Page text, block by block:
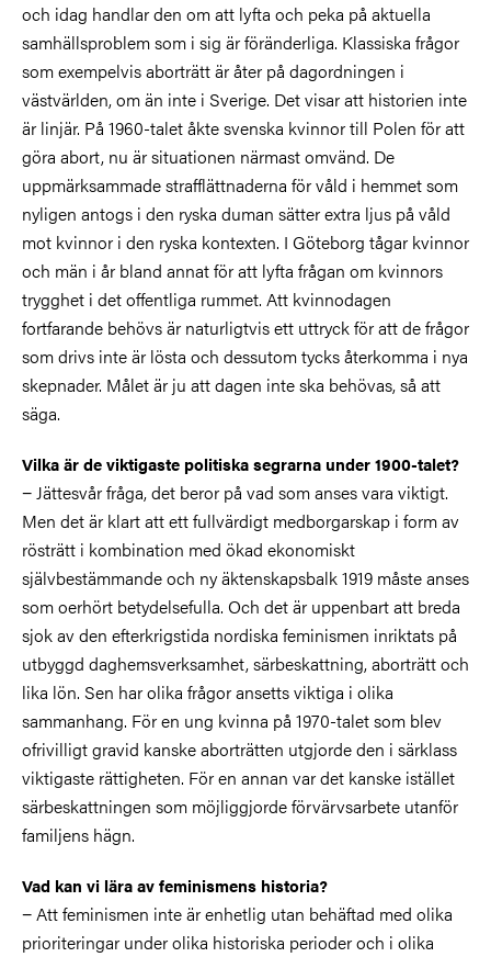
och idag handlar den om att lyfta och peka på aktuella
samhällsproblem som i sig är föränderliga. Klassiska frågor
som exempelvis aborträtt är åter på dagordningen i
västvärlden, om än inte i Sverige. Det visar att historien inte
är linjär. På 1960-talet åkte svenska kvinnor till Polen för att
göra abort, nu är situationen närmast omvänd. De
uppmärksammade strafflättnaderna för våld i hemmet som
nyligen antogs i den ryska duman sätter extra ljus på våld
mot kvinnor i den ryska kontexten. I Göteborg tågar kvinnor
och män i år bland annat för att lyfta frågan om kvinnors
trygghet i det offentliga rummet. Att kvinnodagen
fortfarande behövs är naturligtvis ett uttryck för att de frågor
som drivs inte är lösta och dessutom tycks återkomma i nya
skepnader. Målet är ju att dagen inte ska behövas, så att
säga.
Vilka är de viktigaste politiska segrarna under 1900-talet?
− Jättesvår fråga, det beror på vad som anses vara viktigt.
Men det är klart att ett fullvärdigt medborgarskap i form av
rösträtt i kombination med ökad ekonomiskt
självbestämmande och ny äktenskapsbalk 1919 måste anses
som oerhört betydelsefulla. Och det är uppenbart att breda
sjok av den efterkrigstida nordiska feminismen inriktats på
utbyggd daghemsverksamhet, särbeskattning, aborträtt och
lika lön. Sen har olika frågor ansetts viktiga i olika
sammanhang. För en ung kvinna på 1970-talet som blev
ofrivilligt gravid kanske aborträtten utgjorde den i särklass
viktigaste rättigheten. För en annan var det kanske istället
särbeskattningen som möjliggjorde förvärvsarbete utanför
familjens hägn.
Vad kan vi lära av feminismens historia?
− Att feminismen inte är enhetlig utan behäftad med olika
prioriteringar under olika historiska perioder och i olika